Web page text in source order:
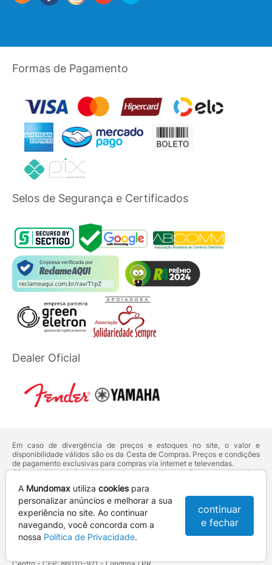
Formas de Pagamento
Selos de Segurança e Certificados
Dealer Oficial
Em caso de divergência de preços e estoques no site, o valor e
disponibilidade válidos são os da Cesta de Compras. Preços e condições
de pagamento exclusivas para compras via internet e televendas.
Ofertas válidas até o término de nossos estoques. Para compras acima
deVenda Corporativa.
Os preços apresentados no site prevalecem sobre outros anunciados em
qualquer outro meio de comunicação ou sites de buscas. Código de
Defesa do Consumidor:Lei nº 8.078.
Vendas sujeitas à confirmação de dados e análises de crédito e risco.
A Mundomax utiliza cookiespara
personalizar anúncios e melhorar a sua
experiência no site. Ao continuar
navegando, você concorda com a
nossa Política de Privacidade.
continuar
e fechar